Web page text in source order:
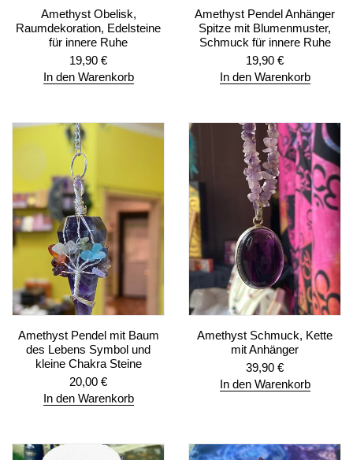
Amethyst Obelisk,
Raumdekoration, Edelsteine
für innere Ruhe
19,90 €
In den Warenkorb
Amethyst Pendel Anhänger
Spitze mit Blumenmuster,
Schmuck für innere Ruhe
19,90 €
In den Warenkorb
Amethyst Pendel mit Baum
des Lebens Symbol und
kleine Chakra Steine
20,00 €
In den Warenkorb
Amethyst Schmuck, Kette
mit Anhänger
39,90 €
In den Warenkorb